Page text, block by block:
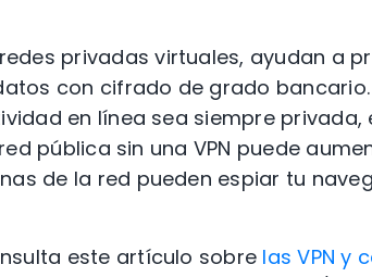
privadas virtuales, ayudan a
con cifrado de grado bancario.
en línea sea siempre privada,
pública sin una VPN puede
de la red pueden espiar tu
este artículo sobre las VPN y